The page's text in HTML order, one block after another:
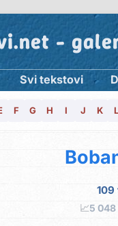
-
Svi tekstovi
F G H I J K L
📈5 048